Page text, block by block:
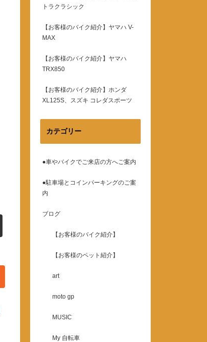
トラクラシック
【お客様のバイク紹介】ヤマハ V-
MAX
【お客様のバイク紹介】ヤマハ
TRX850
【お客様のバイク紹介】ホンダ
XL125S、スズキ コレダスポーツ
カテゴリー
●車やバイクでご来店の方へご案内
●駐車場とコインパーキングのご案
内
ブログ
【お客様のバイク紹介】
【お客様のペット紹介】
art
moto gp
MUSIC
My 自転車